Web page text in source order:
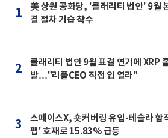
1
美 상원 공화당, '클래리티 법안' 9월
결 절차 기습 착수
2
클래리티 법안 9월 표결 연기에 XRP
발…"리플CEO 직접 입 열라"
3
스페이스X, 숏커버링 유입-테슬라 합
팹' 호재로 15.83% 급등